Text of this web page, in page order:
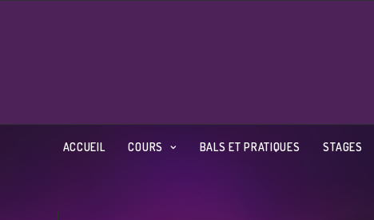
ACCUEIL COURS BALS ET PRATIQUES STAGES